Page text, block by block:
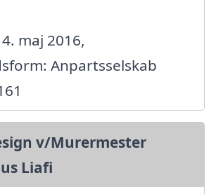
maj 2016,
Anpartsselskab
v/Murermester
Liafi